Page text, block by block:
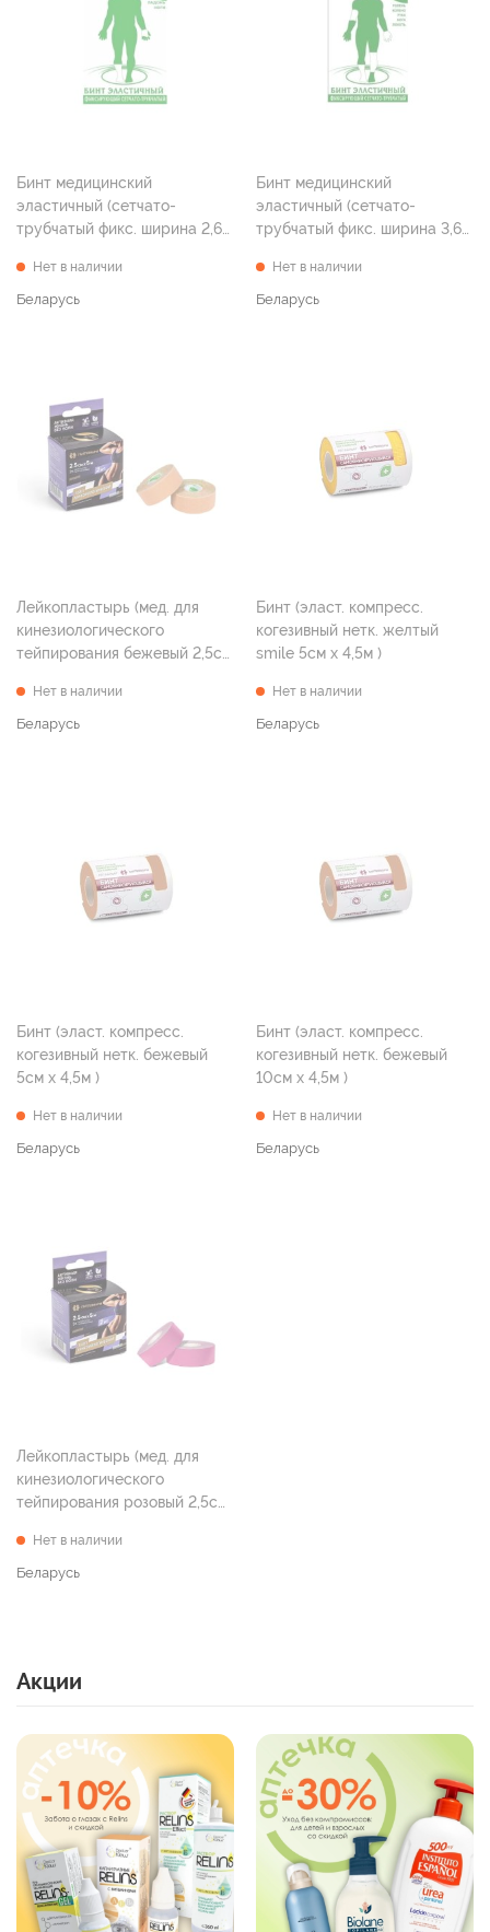
Бинт медицинский
эластичный (сетчато-
трубчатый фикс. ширина 2,6-
Нет в наличии
Беларусь
Бинт медицинский
эластичный (сетчато-
трубчатый фикс. ширина 3,6-
Нет в наличии
Беларусь
Лейкопластырь (мед. для
кинезиологического
тейпирования бежевый 2,5см
Нет в наличии
Беларусь
Бинт (эласт. компресс.
когезивный нетк. желтый
smile 5см х 4,5м )
Нет в наличии
Беларусь
Бинт (эласт. компресс.
когезивный нетк. бежевый
5см х 4,5м )
Нет в наличии
Беларусь
Бинт (эласт. компресс.
когезивный нетк. бежевый
10см х 4,5м )
Нет в наличии
Беларусь
Лейкопластырь (мед. для
кинезиологического
тейпирования розовый 2,5см
Нет в наличии
Беларусь
Акции